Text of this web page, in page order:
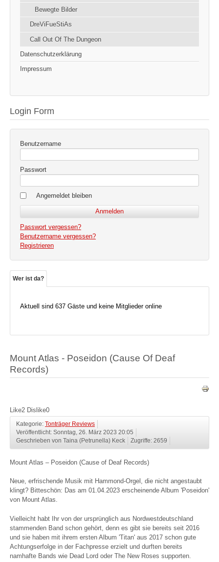
Bewegte Bilder
DreViFueStiAs
Call Out Of The Dungeon
Datenschutzerklärung
Impressum
Login Form
Benutzername
Passwort
Angemeldet bleiben
Passwort vergessen?
Benutzername vergessen?
Registrieren
Wer ist da?
Aktuell sind 637 Gäste und keine Mitglieder online
Mount Atlas - Poseidon (Cause Of Deaf
Records)
Like2 Dislike0
Kategorie:
Tonträger Reviews
Veröffentlicht: Sonntag, 26. März 2023 20:05
Geschrieben von Taina (Petrunella) Keck
Zugriffe: 2659
Mount Atlas – Poseidon (Cause of Deaf Records)
Neue, erfrischende Musik mit Hammond-Orgel, die nicht angestaubt
klingt? Bitteschön: Das am 01.04.2023 erscheinende Album 'Poseidon'
von Mount Atlas.
Vielleicht habt Ihr von der ursprünglich aus Nordwestdeutschland
stammenden Band schon gehört, denn es gibt sie bereits seit 2016
und sie haben mit ihrem ersten Album 'Titan' aus 2017 schon gute
Achtungserfolge in der Fachpresse erzielt und durften bereits
namhafte Bands wie Dead Lord oder The New Roses supporten.